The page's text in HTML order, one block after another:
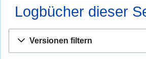
Logbücher dieser
Navigation
Suche
Versionen filtern